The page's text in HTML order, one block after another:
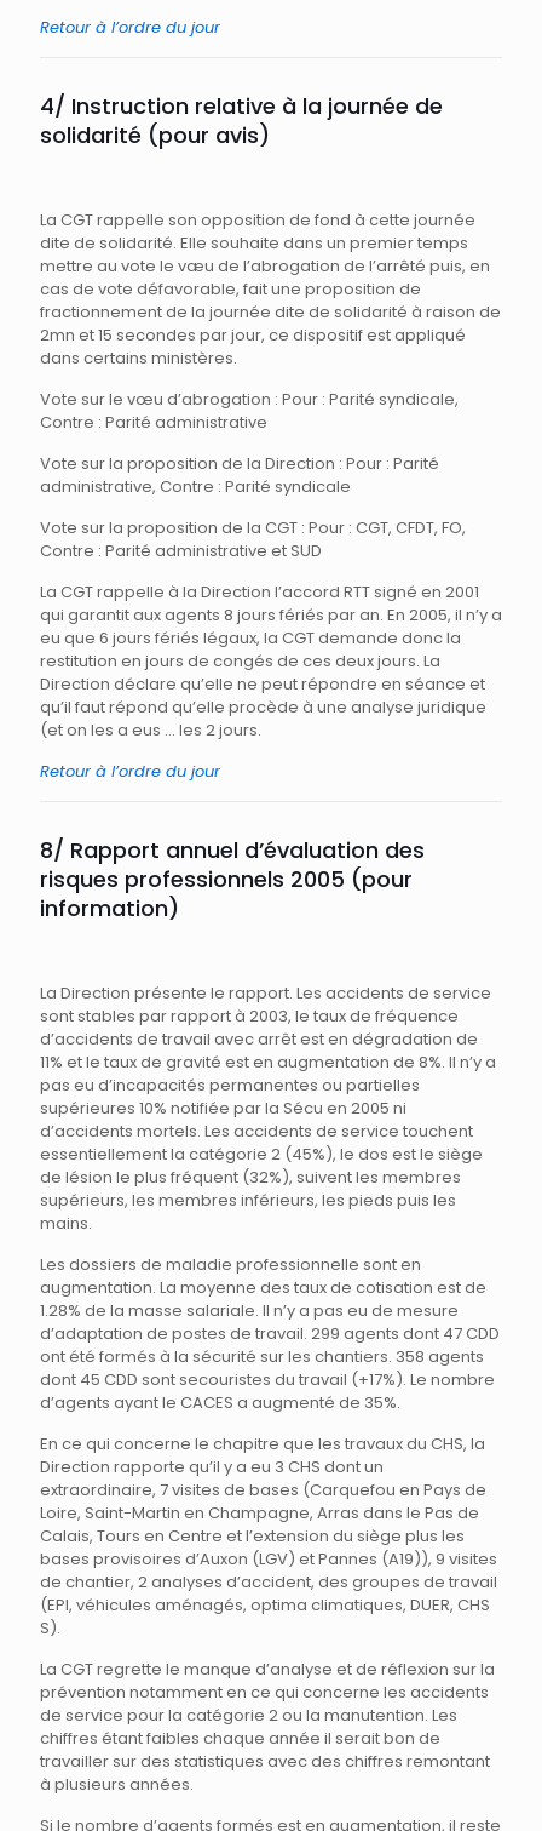
Retour à l’ordre du jour
4/ Instruction relative à la journée de
solidarité (pour avis)
La CGT rappelle son opposition de fond à cette journée
dite de solidarité. Elle souhaite dans un premier temps
mettre au vote le væu de l’abrogation de l’arrêté puis, en
cas de vote défavorable, fait une proposition de
fractionnement de la journée dite de solidarité à raison de
2mn et 15 secondes par jour, ce dispositif est appliqué
dans certains ministères.
Vote sur le vœu d’abrogation : Pour : Parité syndicale,
Contre : Parité administrative
Vote sur la proposition de la Direction : Pour : Parité
administrative, Contre : Parité syndicale
Vote sur la proposition de la CGT : Pour : CGT, CFDT, FO,
Contre : Parité administrative et SUD
La CGT rappelle à la Direction l’accord RTT signé en 2001
qui garantit aux agents 8 jours fériés par an. En 2005, il n’y a
eu que 6 jours fériés légaux, la CGT demande donc la
restitution en jours de congés de ces deux jours. La
Direction déclare qu’elle ne peut répondre en séance et
qu’il faut répond qu’elle procède à une analyse juridique
(et on les a eus … les 2 jours.
Retour à l’ordre du jour
8/ Rapport annuel d’évaluation des
risques professionnels 2005 (pour
information)
La Direction présente le rapport. Les accidents de service
sont stables par rapport à 2003, le taux de fréquence
d’accidents de travail avec arrêt est en dégradation de
11% et le taux de gravité est en augmentation de 8%. Il n’y a
pas eu d’incapacités permanentes ou partielles
supérieures 10% notifiée par la Sécu en 2005 ni
d’accidents mortels. Les accidents de service touchent
essentiellement la catégorie 2 (45%), le dos est le siège
de lésion le plus fréquent (32%), suivent les membres
supérieurs, les membres inférieurs, les pieds puis les
mains.
Les dossiers de maladie professionnelle sont en
augmentation. La moyenne des taux de cotisation est de
1.28% de la masse salariale. Il n’y a pas eu de mesure
d’adaptation de postes de travail. 299 agents dont 47 CDD
ont été formés à la sécurité sur les chantiers. 358 agents
dont 45 CDD sont secouristes du travail (+17%). Le nombre
d’agents ayant le CACES a augmenté de 35%.
En ce qui concerne le chapitre que les travaux du CHS, la
Direction rapporte qu’il y a eu 3 CHS dont un
extraordinaire, 7 visites de bases (Carquefou en Pays de
Loire, Saint-Martin en Champagne, Arras dans le Pas de
Calais, Tours en Centre et l’extension du siège plus les
bases provisoires d’Auxon (LGV) et Pannes (A19)), 9 visites
de chantier, 2 analyses d’accident, des groupes de travail
(EPI, véhicules aménagés, optima climatiques, DUER, CHS
S).
La CGT regrette le manque d’analyse et de réflexion sur la
prévention notamment en ce qui concerne les accidents
de service pour la catégorie 2 ou la manutention. Les
chiffres étant faibles chaque année il serait bon de
travailler sur des statistiques avec des chiffres remontant
à plusieurs années.
Si le nombre d’agents formés est en augmentation, il reste